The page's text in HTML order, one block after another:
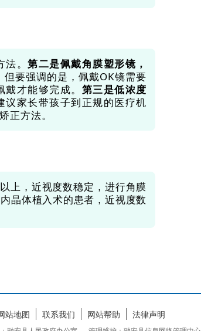
。 第二是佩戴角膜塑形镜，
要强调的是，佩戴OK镜需要
才能够完成。 第三是低浓度
议家长带孩子到正规的医疗机
正方法。
上，近视度数稳定，进行角膜
晶体植入术的患者，近视度数
站地图 联系我们 网站帮助 法律声明